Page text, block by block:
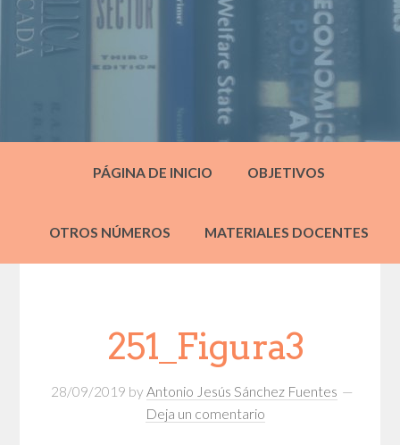
PÁGINA DE INICIO OBJETIVOS
OTROS NÚMEROS MATERIALES DOCENTES
251_Figura3
28/09/2019 by Antonio Jesús Sánchez Fuentes
Deja un comentario